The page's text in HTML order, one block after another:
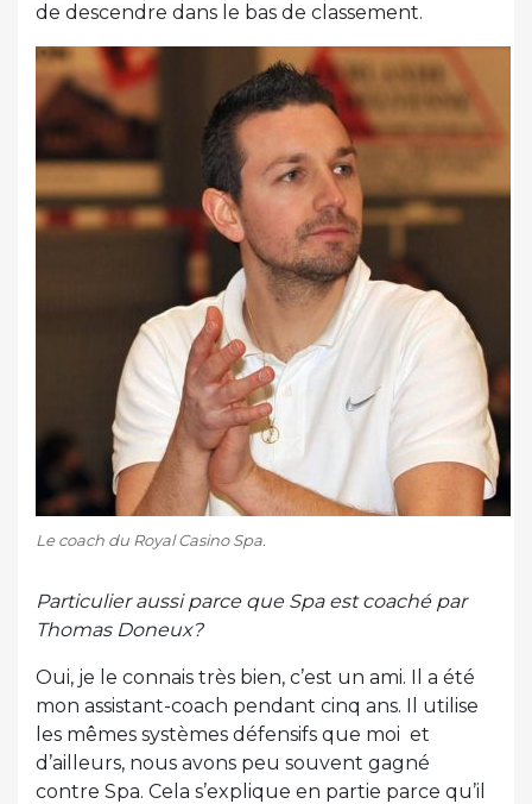
de descendre dans le bas de classement.
Le coach du Royal Casino Spa.
Particulier aussi parce que Spa est coaché par
Thomas Doneux?
Oui, je le connais très bien, c’est un ami. Il a été
mon assistant-coach pendant cinq ans. Il utilise
les mêmes systèmes défensifs que moi et
d’ailleurs, nous avons peu souvent gagné
contre Spa. Cela s’explique en partie parce qu’il